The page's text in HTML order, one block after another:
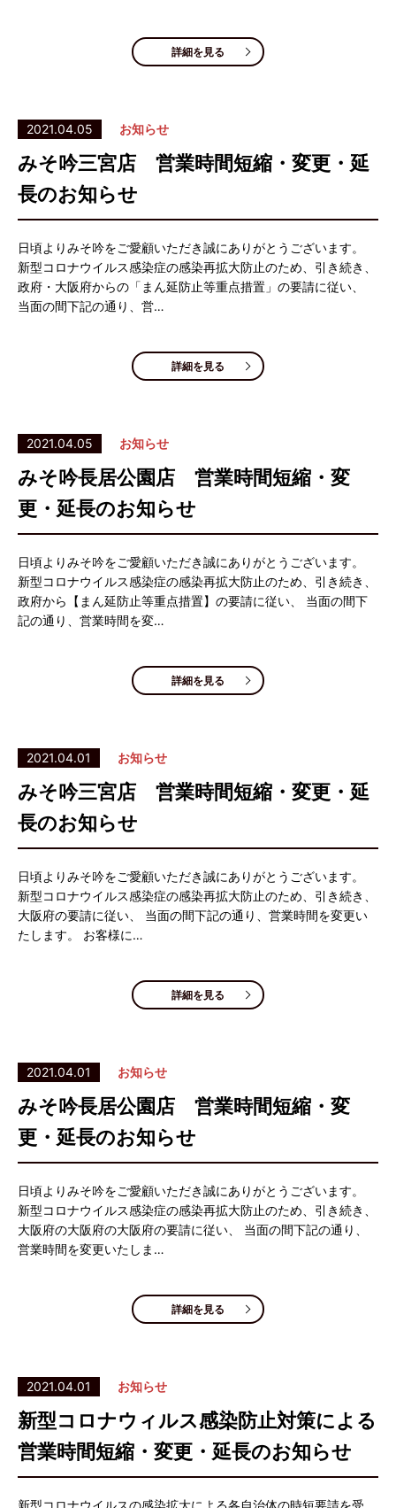
詳細を見る
2021.04.05 お知らせ
みそ吟三宮店 営業時間短縮・変更・延
長のお知らせ
日頃よりみそ吟をご愛顧いただき誠にありがとうございます。
新型コロナウイルス感染症の感染再拡大防止のため、引き続き、
政府・大阪府からの「まん延防止等重点措置」の要請に従い、
当面の間下記の通り、営…
詳細を見る
2021.04.05 お知らせ
みそ吟長居公園店 営業時間短縮・変
更・延長のお知らせ
日頃よりみそ吟をご愛顧いただき誠にありがとうございます。
新型コロナウイルス感染症の感染再拡大防止のため、引き続き、
政府から【まん延防止等重点措置】の要請に従い、 当面の間下
記の通り、営業時間を変…
詳細を見る
2021.04.01 お知らせ
みそ吟三宮店 営業時間短縮・変更・延
長のお知らせ
日頃よりみそ吟をご愛顧いただき誠にありがとうございます。
新型コロナウイルス感染症の感染再拡大防止のため、引き続き、
大阪府の要請に従い、 当面の間下記の通り、営業時間を変更い
たします。 お客様に…
詳細を見る
2021.04.01 お知らせ
みそ吟長居公園店 営業時間短縮・変
更・延長のお知らせ
日頃よりみそ吟をご愛顧いただき誠にありがとうございます。
新型コロナウイルス感染症の感染再拡大防止のため、引き続き、
大阪府の大阪府の大阪府の要請に従い、 当面の間下記の通り、
営業時間を変更いたしま…
詳細を見る
2021.04.01 お知らせ
新型コロナウィルス感染防止対策による
営業時間短縮・変更・延長のお知らせ
新型コロナウイルスの感染拡大による各自治体の時短要請を受